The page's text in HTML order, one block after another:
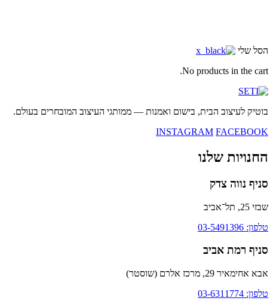
הסל שלי
No products in the cart.
בוטיק לעיצוב הבית, בישום ואמנות — ממותגי העיצוב המובחרים בעולם.
INSTAGRAM FACEBOOK
החנויות שלנו
סניף נווה צדק
שבזי 25, תל־אביב
טלפון: 03-5491396
סניף רמת אביב
אבא אחימאיר 29, מרכז אלרם (שוסטר)
טלפון: 03-6311774